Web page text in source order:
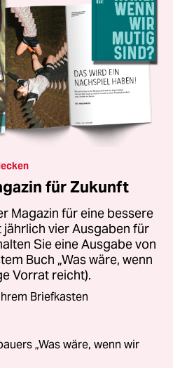
für Zukunft
Magazin für eine bessere
vier Ausgaben für
Sie eine Ausgabe von
Buch „Was wäre, wenn
Vorrat reicht).
Briefkasten
„Was wäre, wenn wir